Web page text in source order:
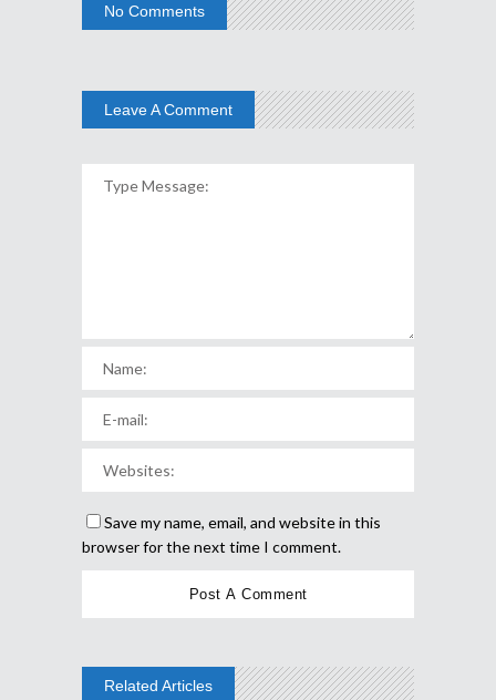
No Comments
Leave A Comment
Save my name, email, and website in this
browser for the next time I comment.
Related Articles